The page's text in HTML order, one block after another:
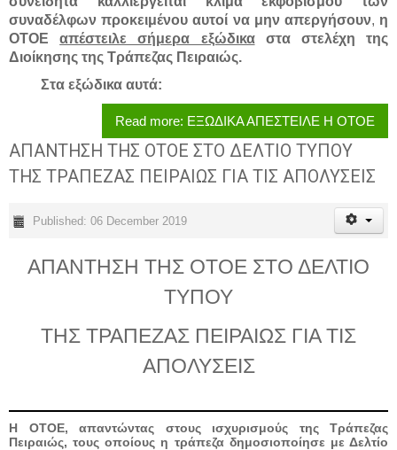
συναδέλφων προκειμένου αυτοί να μην απεργήσουν, η
ΟΤΟΕ
απέστειλε σήμερα εξώδικα
στα στελέχη της
Διοίκησης της Τράπεζας Πειραιώς.
Στα εξώδικα αυτά:
Read more: ΕΞΩΔΙΚΑ ΑΠΕΣΤΕΙΛΕ Η ΟΤΟΕ
ΑΠΑΝΤΗΣΗ ΤΗΣ ΟΤΟΕ ΣΤΟ ΔΕΛΤΙΟ ΤΥΠΟΥ
ΤΗΣ ΤΡΑΠΕΖΑΣ ΠΕΙΡΑΙΩΣ ΓΙΑ ΤΙΣ ΑΠΟΛΥΣΕΙΣ
Published: 06 December 2019
ΑΠΑΝΤΗΣΗ ΤΗΣ ΟΤΟΕ ΣΤΟ ΔΕΛΤΙΟ
ΤΥΠΟΥ
ΤΗΣ ΤΡΑΠΕΖΑΣ ΠΕΙΡΑΙΩΣ ΓΙΑ ΤΙΣ
ΑΠΟΛΥΣΕΙΣ
Η ΟΤΟΕ, απαντώντας στους ισχυρισμούς της Τράπεζας
Πειραιώς, τους οποίους η τράπεζα δημοσιοποίησε με Δελτίο